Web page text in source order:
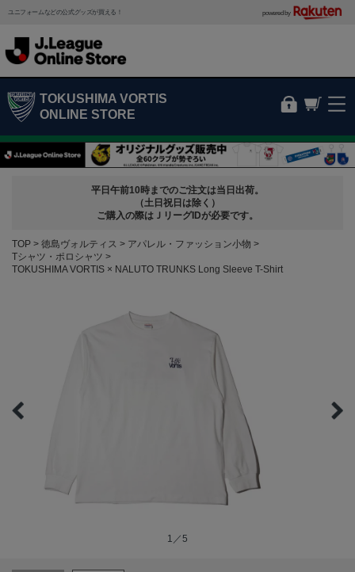
ユニフォームなどの公式グッズが買える！ powered by
TOKUSHIMA VORTIS
ONLINE STORE
平日午前10時までのご注文は当日出荷。
（土日祝日は除く）
ご購入の際はＪリーグIDが必要です。
TOP 徳島ヴォルティス
アパレル・ファッション小物
Tシャツ・ポロシャツ
TOKUSHIMA VORTIS × NALUTO TRUNKS Long Sleeve T-Shirt
1／5